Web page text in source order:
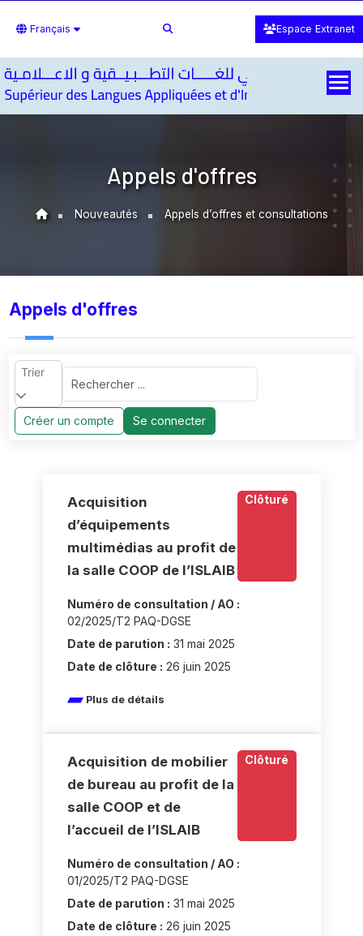
Français Espace Extranet
Appels d'offres
Nouveautés Appels d’offres et consultations
Appels d'offres
Trier
Créer un compte Se connecter
Acquisition
d’équipements
multimédias au profit de
la salle COOP de l’ISLAIB
Clôturé
Numéro de consultation / AO :
02/2025/T2 PAQ-DGSE
Date de parution : 31 mai 2025
Date de clôture : 26 juin 2025
Plus de détails
Acquisition de mobilier
de bureau au profit de la
salle COOP et de
l’accueil de l’ISLAIB
Clôturé
Numéro de consultation / AO :
01/2025/T2 PAQ-DGSE
Date de parution : 31 mai 2025
Date de clôture : 26 juin 2025